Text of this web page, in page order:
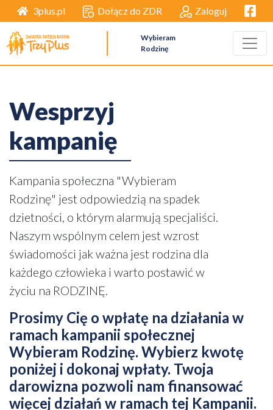
3plus.pl Dołącz do ZDR Zaloguj
Wybieram
Rodzinę
Wesprzyj
kampanię
Kampania społeczna "Wybieram
Rodzinę" jest odpowiedzią na spadek
dzietności, o którym alarmują specjaliści.
Naszym wspólnym celem jest wzrost
świadomości jak ważna jest rodzina dla
każdego człowieka i warto postawić w
życiu na RODZINĘ.
Prosimy Cię o wpłatę na działania w
ramach kampanii społecznej
Wybieram Rodzinę. Wybierz kwotę
poniżej i dokonaj wpłaty. Twoja
darowizna pozwoli nam finansować
więcej działań w ramach tej Kampanii.